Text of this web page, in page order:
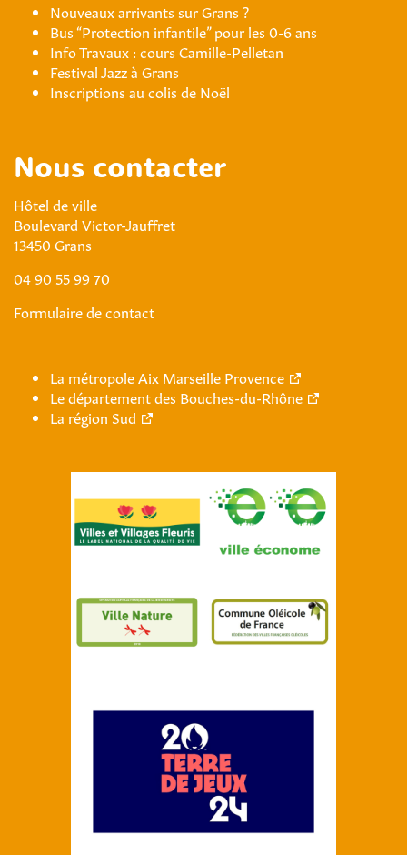
Nouveaux arrivants sur Grans ?
Bus “Protection infantile” pour les 0-6 ans
Info Travaux : cours Camille-Pelletan
Festival Jazz à Grans
Inscriptions au colis de Noël
Nous contacter
Hôtel de ville
Boulevard Victor-Jauffret
13450 Grans
04 90 55 99 70
Formulaire de contact
La métropole Aix Marseille Provence
Le département des Bouches-du-Rhône
La région Sud